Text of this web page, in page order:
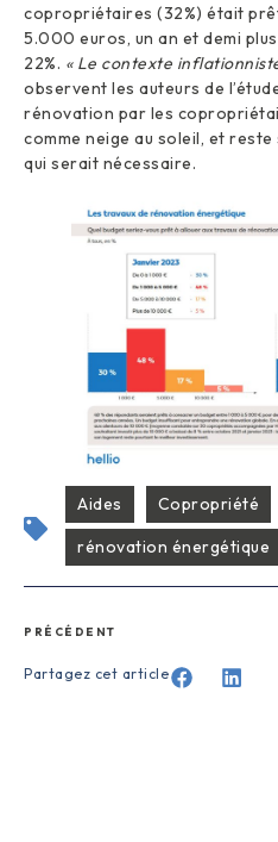
copropriétaires (32%) était
5.000 euros, un an et demi
22%. « Le contexte
observent les auteurs de
rénovation par les
comme neige au soleil, et
qui serait nécessaire.
Aides Copropriété
rénovation énergétique
PRÉCÉDENT
Partagez cet article